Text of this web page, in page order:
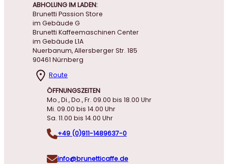
ABHOLUNG IM LADEN:
Brunetti Passion Store
im Gebäude G
Brunetti Kaffeemaschinen Center
im Gebäude L1A
Nuerbanum, Allersberger Str. 185
90461 Nürnberg
Route
ÖFFNUNGSZEITEN
Mo., Di., Do., Fr. 09.00 bis 18.00 Uhr
Mi. 09.00 bis 14.00 Uhr
Sa. 11.00 bis 14.00 Uhr
+49 (0)911-1489637-0
info@brunetticaffe.de